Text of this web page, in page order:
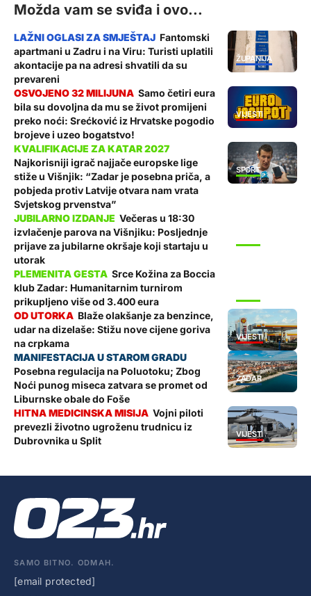
Možda vam se sviđa i ovo...
ŽUPANIJA
Fantomski
apartmani u Zadru i na Viru: Turisti uplatili
akontacije pa na adresi shvatili da su
prevareni
VIJESTI
Samo četiri eura
bila su dovoljna da mu se život promijeni
preko noći: Srećković iz Hrvatske pogodio
brojeve i uzeo bogatstvo!
SPORT
Najkorisniji igrač najjače europske lige
stiže u Višnjik: “Zadar je posebna priča, a
pobjeda protiv Latvije otvara nam vrata
Svjetskog prvenstva”
Večeras u 18:30
izvlačenje parova na Višnjiku: Posljednje
prijave za jubilarne okršaje koji startaju u
utorak
Srce Kožina za Boccia
klub Zadar: Humanitarnim turnirom
prikupljeno više od 3.400 eura
VIJESTI
Blaže olakšanje za benzince,
udar na dizelaše: Stižu nove cijene goriva
na crpkama
ZADAR
Posebna regulacija na Poluotoku; Zbog
Noći punog miseca zatvara se promet od
Liburnske obale do Foše
VIJESTI
Vojni piloti
prevezli životno ugroženu trudnicu iz
Dubrovnika u Split
SAMO BITNO. ODMAH.
[email protected]